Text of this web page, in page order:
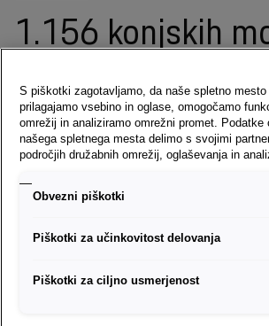
1.156 konjskih
razvitih za
Tehnologija iz Formule E, neposredno oljno
aktivna aerodinamika omogočajo rekordne
popuščanja.
S piškotki zagotavljamo, da naše spletno mesto
prilagajamo vsebino in oglase, omogočamo
omrežij in analiziramo omrežni promet. Podatke
našega spletnega mesta delimo s svojimi
področjih družabnih omrežij, oglaševanja in
Obvezni piškotki
Piškotki za učinkovitost delovanja
Piškotki za ciljno usmerjenost